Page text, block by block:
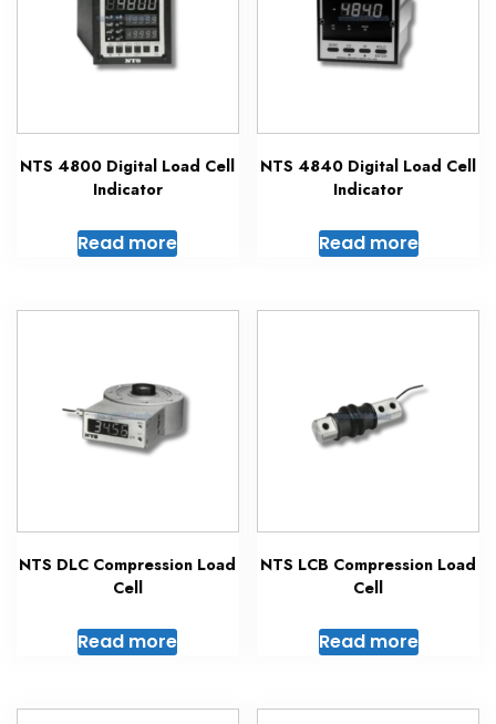
NTS 4800 Digital Load Cell
Indicator
Read more
NTS 4840 Digital Load Cell
Indicator
Read more
NTS DLC Compression Load
Cell
Read more
NTS LCB Compression Load
Cell
Read more